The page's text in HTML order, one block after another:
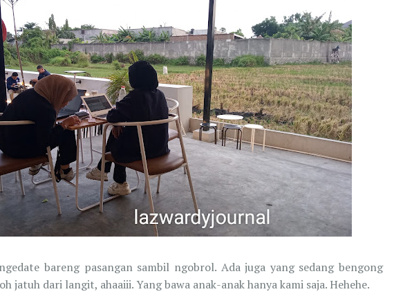
bareng pasangan sambil ngobrol. Ada juga yang sedang bengong
jatuh dari langit, ahaaiii. Yang bawa anak-anak hanya kami saja. Hehehe.